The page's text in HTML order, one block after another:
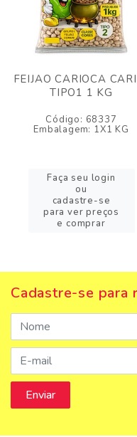
FEIJAO CARIOCA
TIPO1 1 KG
Código: 68337
Embalagem: 1X1 KG
Faça seu login
ou
cadastre-se
para ver preços
e comprar
Cadastre-se para